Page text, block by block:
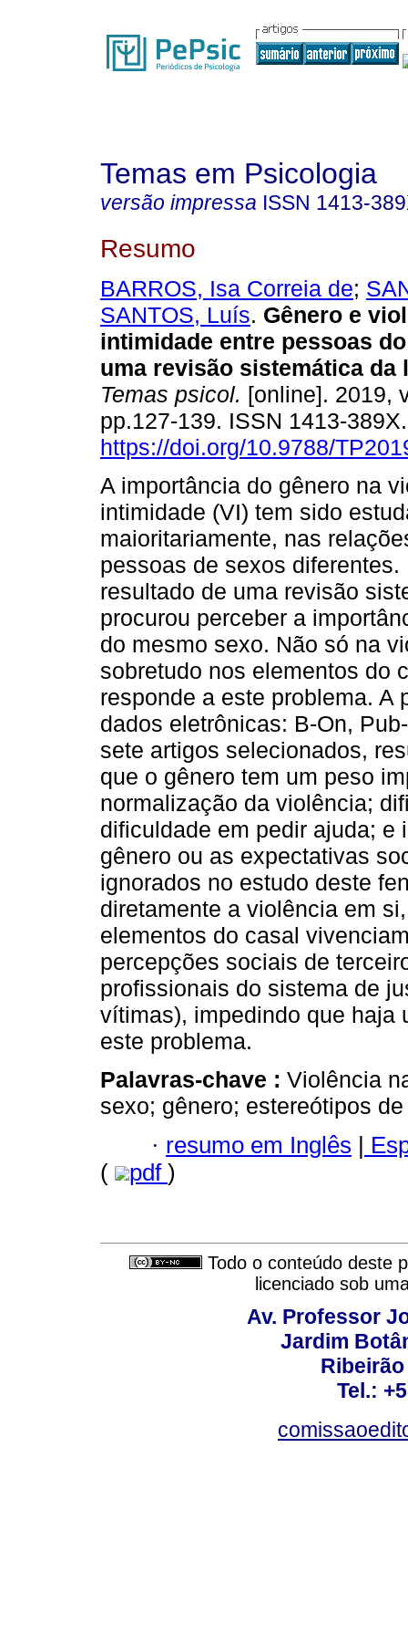
Temas em Psicologia
versão impressa ISSN 1413-
Resumo
BARROS, Isa Correia de;
SANTOS, Luís. Gênero e
intimidade entre pessoas
uma revisão sistemática da
Temas psicol. [online]. 2019,
pp.127-139. ISSN 1413-
https://doi.org/10.9788/
A importância do gênero na
intimidade (VI) tem sido
maioritariamente, nas
pessoas de sexos diferentes.
resultado de uma revisão
procurou perceber a
do mesmo sexo. Não só na
sobretudo nos elementos do
responde a este problema. A
dados eletrônicas: B-On,
sete artigos selecionados,
que o gênero tem um peso
normalização da violência;
dificuldade em pedir ajuda; e
gênero ou as expectativas
ignorados no estudo deste
diretamente a violência em
elementos do casal
percepções sociais de
profissionais do sistema de
vítimas), impedindo que haja
este problema.
Palavras-chave : Violência
sexo; gênero; estereótipos
· resumo em Inglês |
(
pdf )
Todo o conteúdo deste
licenciado sob
Av. Professor
Jardim
Tel.: